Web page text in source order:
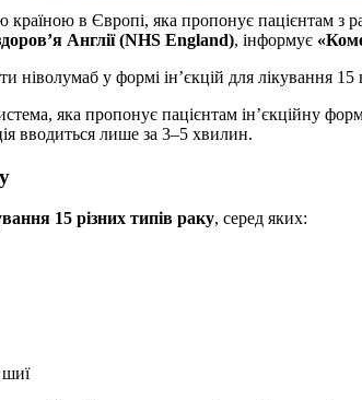
в Європі, яка пропонує пацієнтам з
Англії (NHS England), інформує
ніволумаб у формі ін’єкцій для лікування 15
яка пропонує пацієнтам ін’єкційну
вводиться лише за 3–5 хвилин.
15 різних типів раку, серед яких:
шиї